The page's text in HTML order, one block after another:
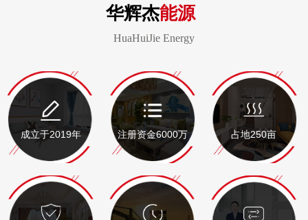
华辉杰能源
HuaHuiJie Energy
成立于2019年 注册资金6000万 占地250亩